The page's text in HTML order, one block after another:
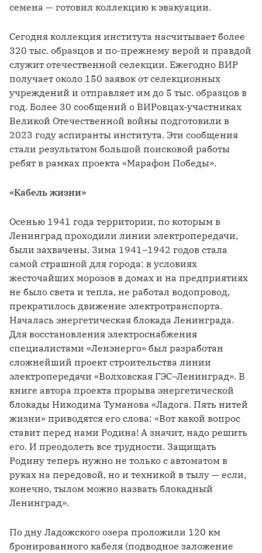
семена — готовил коллекцию к эвакуации.
Сегодня коллекция института насчитывает более
320 тыс. образцов и по-прежнему верой и правдой
служит отечественной селекции. Ежегодно ВИР
получает около 150 заявок от селекционных
учреждений и отправляет им до 5 тыс. образцов в
год. Более 30 сообщений о ВИРовцах-участниках
Великой Отечественной войны подготовили в
2023 году аспиранты института. Эти сообщения
стали результатом большой поисковой работы
ребят в рамках проекта «Марафон Победы».
«Кабель жизни»
Осенью 1941 года территории, по которым в
Ленинград проходили линии электропередачи,
были захвачены. Зима 1941–1942 годов стала
самой страшной для города: в условиях
жесточайших морозов в домах и на предприятиях
не было света и тепла, не работал водопровод,
прекратилось движение электротранспорта.
Началась энергетическая блокада Ленинграда.
Для восстановления электроснабжения
специалистами «Ленэнерго» был разработан
сложнейший проект строительства линии
электропередачи «Волховская ГЭС–Ленинград». В
книге автора проекта прорыва энергетической
блокады Никодима Туманова «Ладога. Пять нитей
жизни» приводятся его слова: «Вот какой вопрос
ставит перед нами Родина! А значит, надо решить
его. И преодолеть все трудности. Защищать
Родину теперь нужно не только с автоматом в
руках на передовой, но и техникой в тылу — если,
конечно, тылом можно назвать блокадный
Ленинград».
По дну Ладожского озера проложили 120 км
бронированного кабеля (подводное заложение